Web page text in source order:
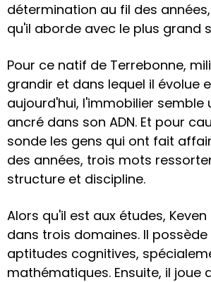
détermination au fil des
qu'il aborde avec le plus grand
Pour ce natif de Terrebonne,
grandir et dans lequel il évolue
aujourd'hui, l'immobilier semble
ancré dans son ADN. Et pour
sonde les gens qui ont fait
des années, trois mots
structure et discipline.
Alors qu'il est aux études,
dans trois domaines. Il
aptitudes cognitives,
mathématiques. Ensuite, il joue